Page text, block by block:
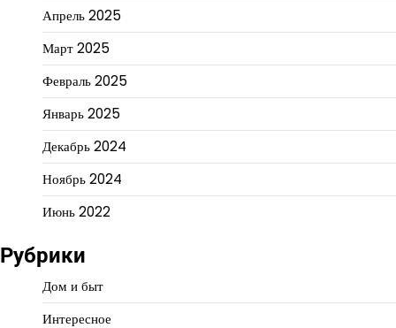
Апрель 2025
Март 2025
Февраль 2025
Январь 2025
Декабрь 2024
Ноябрь 2024
Июнь 2022
Рубрики
Дом и быт
Интересное